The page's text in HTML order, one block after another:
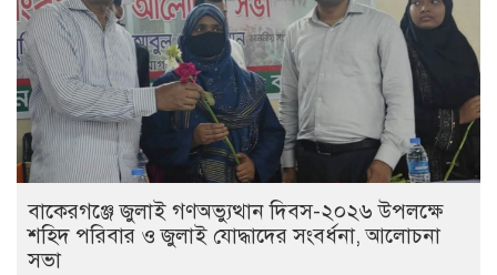
বাকেরগঞ্জে জুলাই গণঅভ্যুত্থান দিবস-২০২৬ উপলক্ষে
শহিদ পরিবার ও জুলাই যোদ্ধাদের সংবর্ধনা, আলোচনা
সভা